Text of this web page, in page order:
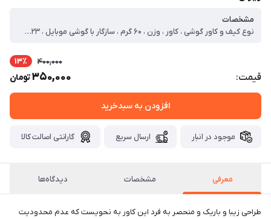
مشخصات
نوع کیف و کاور گوشی ، کاور ، وزن ، ۶۰ گرم ، سازگار با گوشی موبایل ، Samsung Galaxy A۲۳ ، ساختار ، مات ، سطح پوشش ، حفاظت از دکمه‌ها ، لبه راست ، لبه چپ ، لبه پایینی ، لبه بالایی ، قاب پشتی
قیمت:
400,000 13٪
350,000تومان
افزودن به سبدخرید
موجود در انبار ارسال سریع گارانتی اصالت کالا
معرفی مشخصات دیدگاه‌ها
طراحی زیبا و باریک و منحصر به فرد این کاور به نحویست که عدم محدودیت